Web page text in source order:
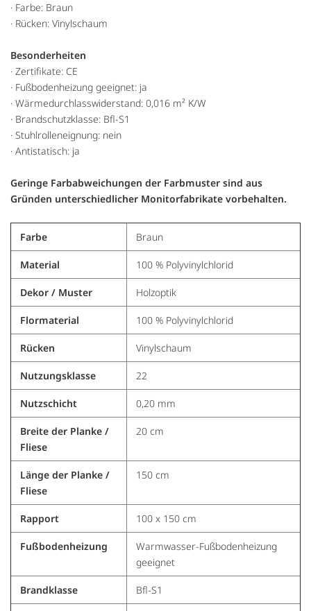
· Farbe: Braun
· Rücken: Vinylschaum
Besonderheiten
· Zertifikate: CE
· Fußbodenheizung geeignet: ja
· Wärmedurchlasswiderstand: 0,016 m² K/W
· Brandschutzklasse: Bfl-S1
· Stuhlrolleneignung: nein
· Antistatisch: ja
Geringe Farbabweichungen der Farbmuster sind aus
Gründen unterschiedlicher Monitorfabrikate vorbehalten.
Farbe Braun
Material 100 % Polyvinylchlorid
Dekor / Muster Holzoptik
Flormaterial 100 % Polyvinylchlorid
Rücken Vinylschaum
Nutzungsklasse 22
Nutzschicht 0,20 mm
Breite der Planke /
Fliese
20 cm
Länge der Planke /
Fliese
150 cm
Rapport 100 x 150 cm
Fußbodenheizung
Warmwasser-Fußbodenheizung
geeignet
Brandklasse Bfl-S1